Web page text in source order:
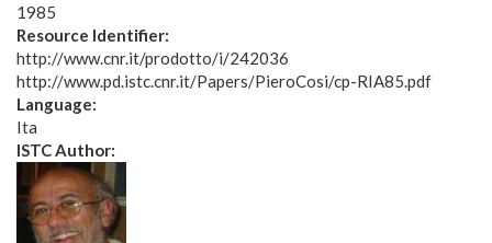
1985
Resource Identifier:
http://www.cnr.it/prodotto/i/242036
http://www.pd.istc.cnr.it/Papers/PieroCosi/cp-RIA85.pdf
Language:
Ita
ISTC Author: